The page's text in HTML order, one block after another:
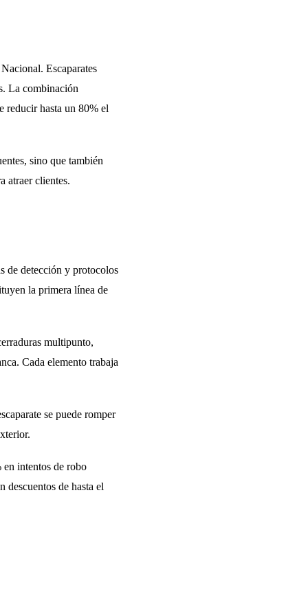
Escaparates
La combinación
reducir hasta un 80% el
sino que también
atraer clientes.
de detección y protocolos
la primera línea de
multipunto,
Cada elemento trabaja
se puede romper
en intentos de robo
descuentos de hasta el